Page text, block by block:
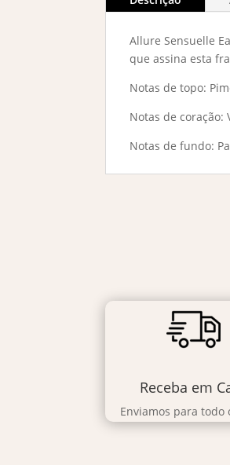
Allure Sensuelle
que assina esta
Notas de topo:
Notas de coração:
Notas de fundo:
Receba em
Enviamos para todo